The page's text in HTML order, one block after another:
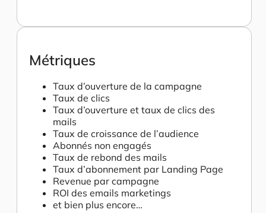
Métriques
Taux d’ouverture de la campagne
Taux de clics
Taux d’ouverture et taux de clics des
mails
Taux de croissance de l’audience
Abonnés non engagés
Taux de rebond des mails
Taux d’abonnement par Landing Page
Revenue par campagne
ROI des emails marketings
et bien plus encore…